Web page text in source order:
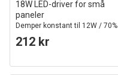
18W LED-driver for små
paneler
Demper konstant til 12W / 70%
lysstyrke
212 kr